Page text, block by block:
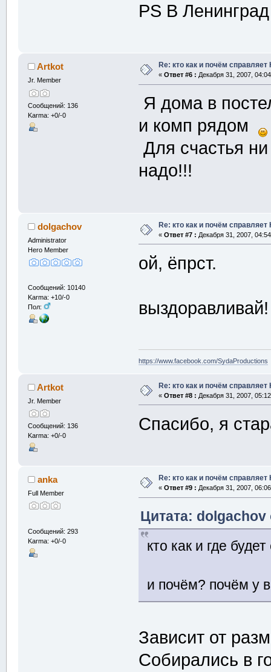
PS В
Artkot
Jr. Member
Сообщений: 136
Karma: +0/-0
Re: кто как и почём справляет
« Ответ #6 : Декабря 31, 2007,
Я дома в
и комп рядом
Для счастья
надо!!!
dolgachov
Administrator
Hero Member
Сообщений: 10140
Karma: +10/-0
Пол:
Re: кто как и почём справляет
« Ответ #7 : Декабря 31, 2007,
ой, ёпрст.
выздоравливай!
https://www.facebook.com/SydaProductions
Artkot
Jr. Member
Сообщений: 136
Karma: +0/-0
Re: кто как и почём справляет
« Ответ #8 : Декабря 31, 2007,
Спасибо, я
anka
Full Member
Сообщений: 293
Karma: +0/-0
Re: кто как и почём справляет
« Ответ #9 : Декабря 31, 2007,
Цитата: dolgachov
кто как и где
и почём? почём у
Зависит от
Собирались в